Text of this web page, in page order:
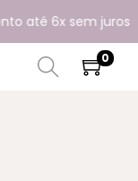
até 6x sem juros
0